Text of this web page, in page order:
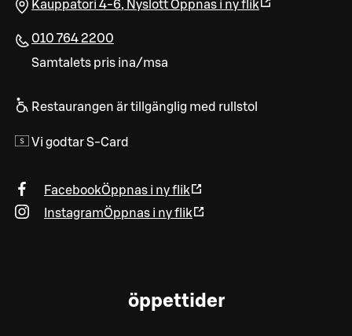
Kauppatori 4-6, NyslottÖppnas i ny flik
010 764 2200
Samtalets pris ina/msa
Restaurangen är tillgänglig med rullstol
Vi godtar S-Card
FacebookÖppnas i ny flik
InstagramÖppnas i ny flik
öppettider